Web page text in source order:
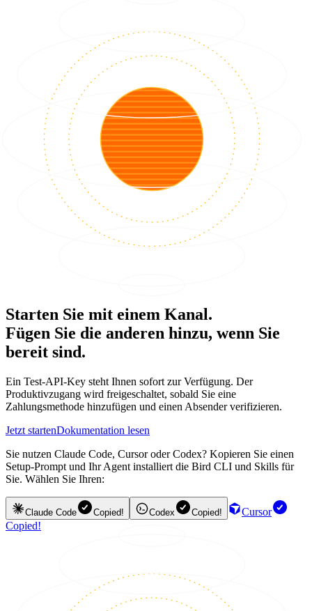
Starten Sie mit einem Kanal.
Fügen Sie die anderen hinzu, wenn Sie
bereit sind.
Ein Test-API-Key steht Ihnen sofort zur Verfügung. Der
Produktivzugang wird freigeschaltet, sobald Sie eine
Zahlungsmethode hinzufügen und einen Absender verifizieren.
Jetzt startenDokumentation lesen
Sie nutzen Claude Code, Cursor oder Codex? Kopieren Sie einen
Setup-Prompt und Ihr Agent installiert die Bird CLI und Skills für
Sie. Wählen Sie Ihren:
Claude Code Copied! Codex Copied!
Cursor
Copied!